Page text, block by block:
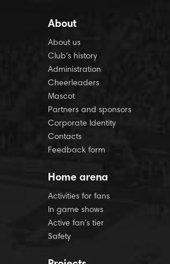
About
About us
Club’s history
Administration
Cheerleaders
Mascot
Partners and sponsors
Corporate Identity
Contacts
Feedback form
Home arena
Activities for fans
In game shows
Active fan’s tier
Safety